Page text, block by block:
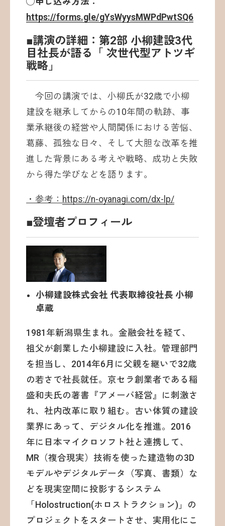
https://forms.gle/gYsWyysMWPdPwtSQ6
■講演の詳細：第2部 小柳建設3代
目社長が語る「 次世代型アトツギ
戦略」
今回の講演では、小柳氏が32歳で小柳
建設を継承してからの10年間の軌跡、事
業承継後の経営や人間関係における苦悩、
葛藤、孤独な日々、そして大胆な改革を推
進した背景にある考えや戦略、成功と失敗
から得た学びなどを語ります。
・参考： https://n-oyanagi.com/dx-lp/
■登壇者プロフィール
小柳建設株式会社 代表取締役社長 小柳
卓蔵
1981年新潟県生まれ。金融会社を経て、
祖父が創業した小柳建設に入社。管理部門
を担当し、2014年6月に父親を継いで32歳
の若さで社長就任。京セラ創業者である稲
盛和夫氏の著書『アメーバ経営』に刺激さ
れ、社内改革に取り組む。古い体質の建設
業界にあって、デジタル化を推進。2016
年に日本マイクロソフト社と連携して、
MR（複合現実）技術を使った建造物の3D
モデルやデジタルデータ（写真、書類）な
どを現実空間に投影するシステム
「Holostruction(ホロストラクション)」の
プロジェクトをスタートさせ、実用化にこ